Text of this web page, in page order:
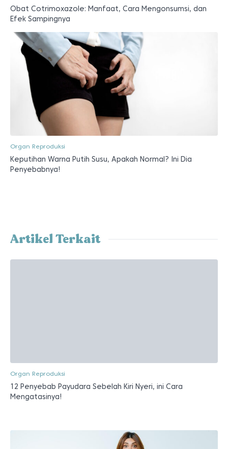
Obat Cotrimoxazole: Manfaat, Cara Mengonsumsi, dan
Efek Sampingnya
Organ Reproduksi
Keputihan Warna Putih Susu, Apakah Normal? Ini Dia
Penyebabnya!
Artikel Terkait
Organ Reproduksi
12 Penyebab Payudara Sebelah Kiri Nyeri, ini Cara
Mengatasinya!